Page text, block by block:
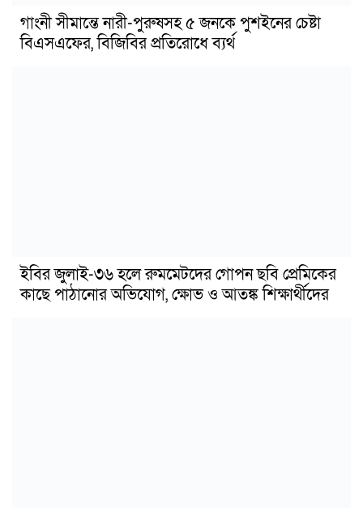
গাংনী সীমান্তে নারী-পুরুষসহ ৫ জনকে পুশইনের চেষ্টা
বিএসএফের, বিজিবির প্রতিরোধে ব্যর্থ
ইবির জুলাই-৩৬ হলে রুমমেটদের গোপন ছবি প্রেমিকের
কাছে পাঠানোর অভিযোগ, ক্ষোভ ও আতঙ্ক শিক্ষার্থীদের